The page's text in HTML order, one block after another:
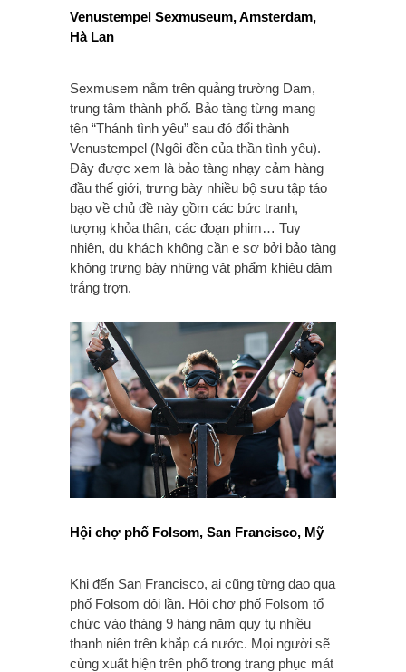
Venustempel Sexmuseum, Amsterdam,
Hà Lan
Sexmusem nằm trên quảng trường Dam,
trung tâm thành phố. Bảo tàng từng mang
tên “Thánh tình yêu” sau đó đổi thành
Venustempel (Ngôi đền của thần tình yêu).
Đây được xem là bảo tàng nhạy cảm hàng
đầu thế giới, trưng bày nhiều bộ sưu tập táo
bạo về chủ đề này gồm các bức tranh,
tượng khỏa thân, các đoạn phim… Tuy
nhiên, du khách không cần e sợ bởi bảo tàng
không trưng bày những vật phẩm khiêu dâm
trắng trợn.
Hội chợ phố Folsom, San Francisco, Mỹ
Khi đến San Francisco, ai cũng từng dạo qua
phố Folsom đôi lần. Hội chợ phố Folsom tổ
chức vào tháng 9 hàng năm quy tụ nhiều
thanh niên trên khắp cả nước. Mọi người sẽ
cùng xuất hiện trên phố trong trang phục mát